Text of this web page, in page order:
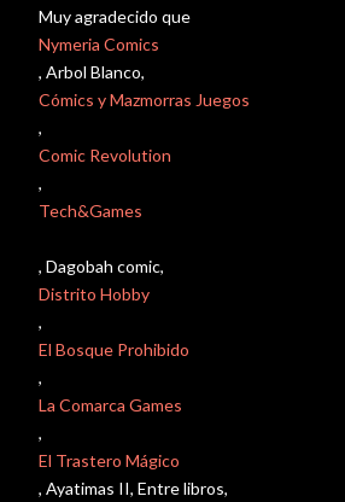
Muy agradecido que
Nymeria Comics
, Arbol Blanco,
Cómics y Mazmorras Juegos
,
Comic Revolution
,
Tech&Games
, Dagobah comic,
Distrito Hobby
,
El Bosque Prohibido
,
La Comarca Games
,
El Trastero Mágico
, Ayatimas II, Entre libros,